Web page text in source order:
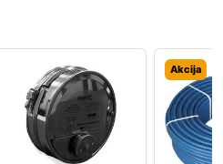
Akcija